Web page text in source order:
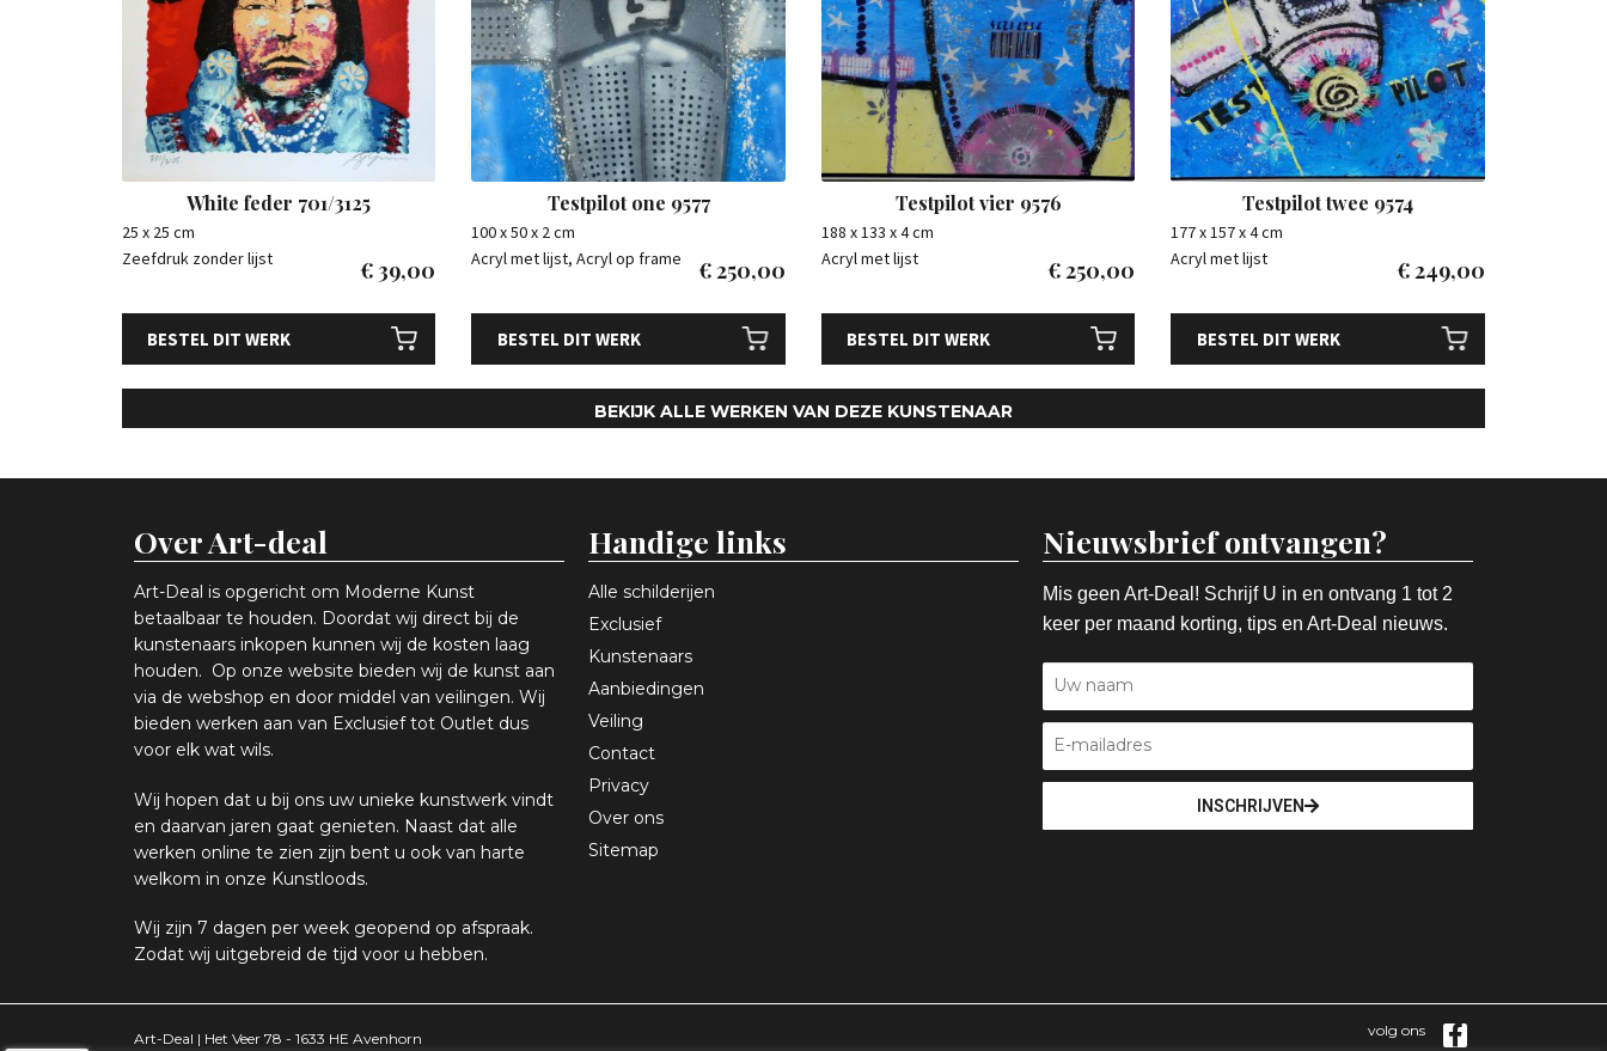
White feder 701/3125
25 x 25 cm
Zeefdruk zonder lijst
€ 39,00
BESTEL DIT WERK
Testpilot one 9577
100 x 50 x 2 cm
Acryl met lijst, Acryl op frame
€250,00
BESTEL DIT WERK
Testpilot vier 9576
188 x 133 x 4 cm
Acryl met lijst
€250,00
BESTEL DIT WERK
Testpilot twee 9574
177 x 157 x 4 cm
Acryl met lijst
€249,00
BESTEL DIT WERK
BEKIJK ALLE WERKEN VAN DEZE KUNSTENAAR
Over Art-deal
Art-Deal is opgericht om Moderne Kunst
betaalbaar te houden. Doordat wij direct bij de
kunstenaars inkopen kunnen wij de kosten laag
houden. Op onze website bieden wij de kunst aan
via de webshop en door middel van veilingen. Wij
bieden werken aan van Exclusief tot Outlet dus
voor elk wat wils.
Wij hopen dat u bij ons uw unieke kunstwerk vindt
en daarvan jaren gaat genieten. Naast dat alle
werken online te zien zijn bent u ook van harte
welkom in onze Kunstloods.
Wij zijn 7 dagen per week geopend op afspraak.
Zodat wij uitgebreid de tijd voor u hebben.
Handige links
Alle schilderijen
Exclusief
Kunstenaars
Aanbiedingen
Veiling
Contact
Privacy
Over ons
Sitemap
Nieuwsbrief ontvangen?
Mis geen Art-Deal! Schrijf U in en ontvang 1 tot 2
keer per maand korting, tips en Art-Deal nieuws.
INSCHRIJVEN
Art-Deal | Het Veer 78 - 1633 HE Avenhorn volg ons